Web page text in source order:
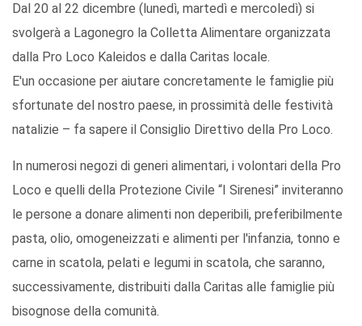
Dal 20 al 22 dicembre (lunedì, martedì e mercoledì) si
svolgerà a Lagonegro la Colletta Alimentare organizzata
dalla Pro Loco Kaleidos e dalla Caritas locale.
E'un occasione per aiutare concretamente le famiglie più
sfortunate del nostro paese, in prossimità delle festività
natalizie – fa sapere il Consiglio Direttivo della Pro Loco.
In numerosi negozi di generi alimentari, i volontari della Pro
Loco e quelli della Protezione Civile “I Sirenesi” inviteranno
le persone a donare alimenti non deperibili, preferibilmente
pasta, olio, omogeneizzati e alimenti per l'infanzia, tonno e
carne in scatola, pelati e legumi in scatola, che saranno,
successivamente, distribuiti dalla Caritas alle famiglie più
bisognose della comunità.